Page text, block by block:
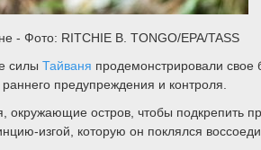
- Фото: RITCHIE B. TONGO/EPA/TASS
силы Тайваня продемонстрировали
предупреждения и контроля.
остров, чтобы подкрепить
изгой, которую он поклялся